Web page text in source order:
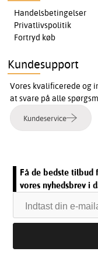
Handelsbetingelser
Privatlivspolitik
Fortryd køb
Kundesupport
Vores kvalificerede og
at svare på alle
Kundeservice
Få de bedste tilbud
vores nyhedsbrev i